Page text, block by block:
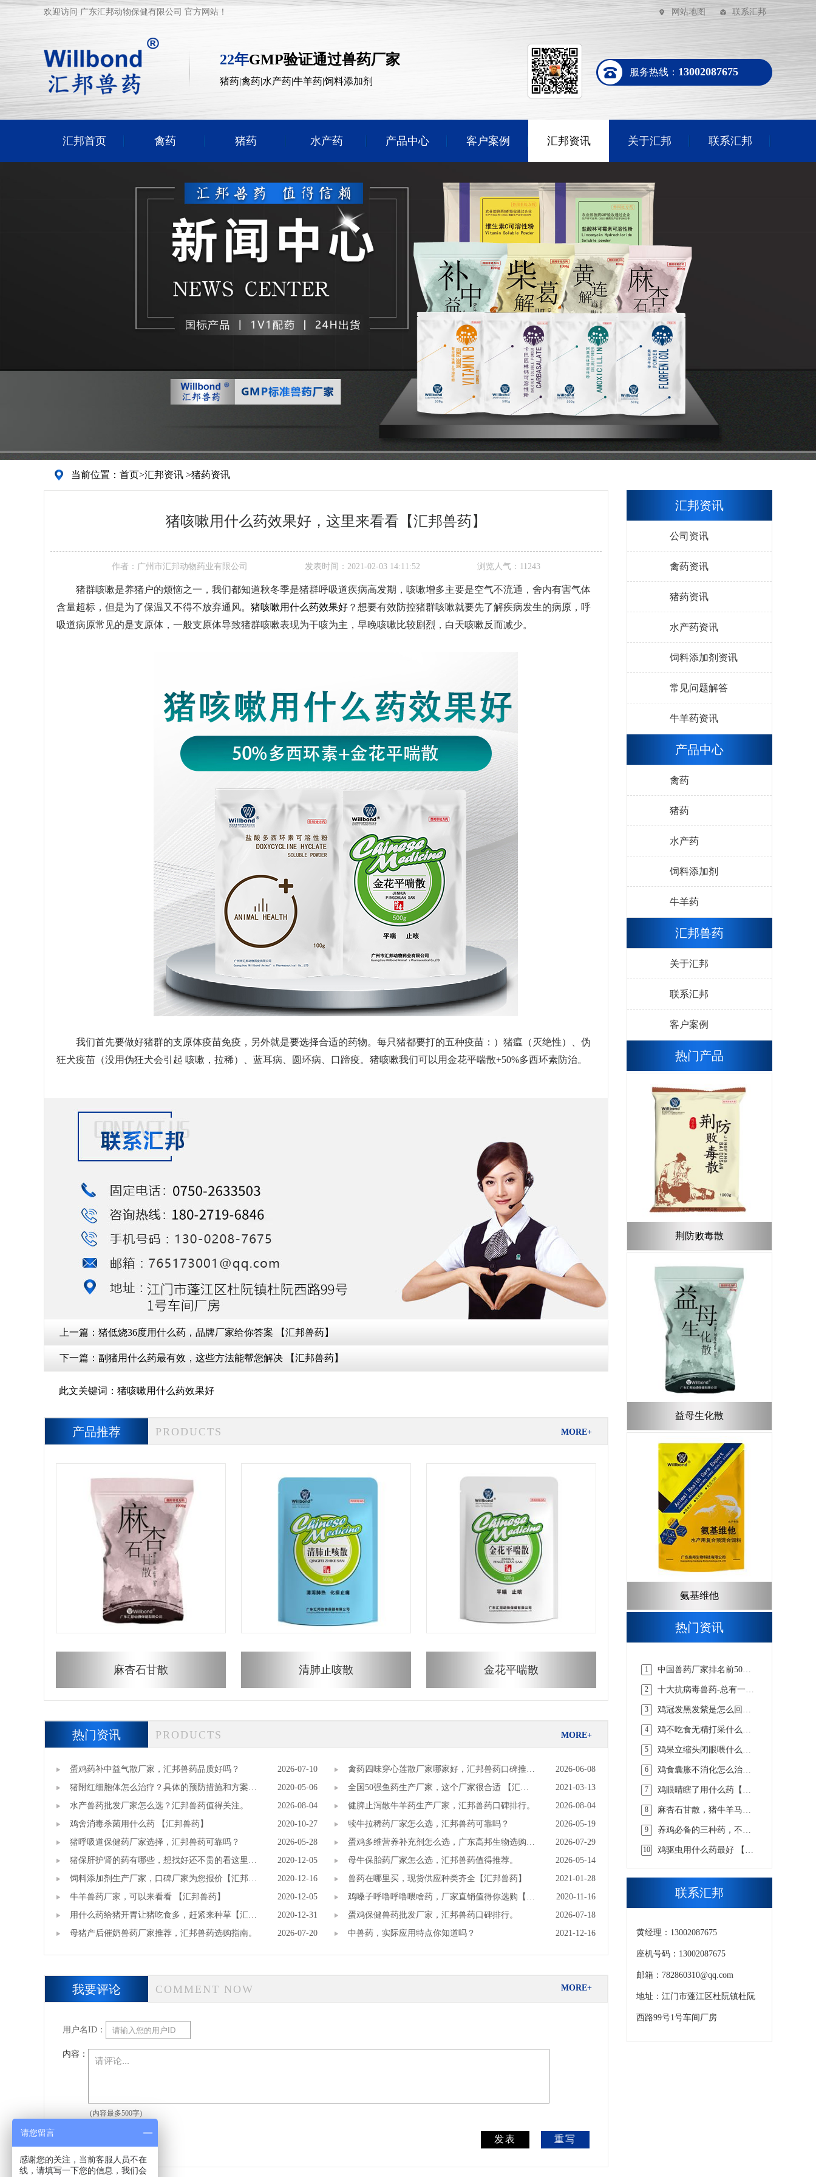
欢迎访问 广东汇邦动物保健有限公司 官方网站！ 网站地图 联系汇邦
22年GMP验证通过兽药厂家
猪药|禽药|水产药|牛羊药|饲料添加剂
服务热线： 13002087675
汇邦首页 禽药 猪药 水产药 产品中心 客户案例 汇邦资讯 关于汇邦 联系汇邦
当前位置： 首页>汇邦资讯 >猪药资讯
猪咳嗽用什么药效果好，这里来看看【汇邦兽药】
作者： 广州市汇邦动物药业有限公司 发表时间： 2021-02-03 14:11:52 浏览人气： 11243
猪群咳嗽是养猪户的烦恼之一，我们都知道秋冬季是猪群呼吸道疾病高发期，咳嗽增多主要是空气不流通，舍内有害气体
含量超标，但是为了保温又不得不放弃通风。 猪咳嗽用什么药效果好 ？想要有效防控猪群咳嗽就要先了解疾病发生的病原，呼
吸道病原常见的是支原体，一般支原体导致猪群咳嗽表现为干咳为主，早晚咳嗽比较剧烈，白天咳嗽反而减少。
我们首先要做好猪群的支原体疫苗免疫，另外就是要选择合适的药物。 每只猪都要打的五种疫苗：）猪瘟（灭绝性）、伪
狂犬疫苗（没用伪狂犬会引起 咳嗽，拉稀）、蓝耳病、圆环病、口蹄疫。猪咳嗽我们可以用金花平喘散+50%多西环素防治。
上一篇： 猪低烧36度用什么药，品牌厂家给你答案 【汇邦兽药】
下一篇： 副猪用什么药最有效，这些方法能帮您解决 【汇邦兽药】
此文关键词： 猪咳嗽用什么药效果好
产品推荐 PRODUCTS MORE+
麻杏石甘散 清肺止咳散 金花平喘散
热门资讯 PRODUCTS MORE+
蛋鸡药补中益气散厂家，汇邦兽药品质好吗？ 2026-07-10
禽药四味穿心莲散厂家哪家好，汇邦兽药口碑推
荐。
2026-06-08
猪附红细胞体怎么治疗？具体的预防措施和方案看
这里【汇邦兽药】
2020-05-06
全国50强鱼药生产厂家，这个厂家很合适 【汇邦
兽药】
2021-03-13
水产兽药批发厂家怎么选？汇邦兽药值得关注。
2026-08-04 健脾止泻散牛羊药生产厂家，汇邦兽药口碑排行。
2026-08-04
鸡舍消毒杀菌用什么药 【汇邦兽药】
2020-10-27 犊牛拉稀药厂家怎么选，汇邦兽药可靠吗？
2026-05-19
猪呼吸道保健药厂家选择，汇邦兽药可靠吗？
2026-05-28
蛋鸡多维营养补充剂怎么选，广东高邦生物选购指
南。
2026-07-29
猪保肝护肾的药有哪些，想找好还不贵的看这里
【汇邦兽药】
2020-12-05 母牛保胎药厂家怎么选，汇邦兽药值得推荐。
2026-05-14
饲料添加剂生产厂家，口碑厂家为您报价【汇邦兽
药】
2020-12-16 兽药在哪里买，现货供应种类齐全【汇邦兽药】
2021-01-28
牛羊兽药厂家，可以来看看 【汇邦兽药】
2020-12-05
鸡嗓子呼噜呼噜喂啥药，厂家直销值得你选购【汇
邦兽药】
2020-11-16
用什么药给猪开胃让猪吃食多，赶紧来种草【汇邦
兽药】
2020-12-31 蛋鸡保健兽药批发厂家，汇邦兽药口碑排行。
2026-07-18
母猪产后催奶兽药厂家推荐，汇邦兽药选购指南。
2026-07-20 中兽药，实际应用特点你知道吗？ 2021-12-16
我要评论 COMMENT NOW MORE+
用户名ID：
内容：
(内容最多500字)
发表 重写
汇邦资讯
公司资讯
禽药资讯
猪药资讯
水产药资讯
饲料添加剂资讯
常见问题解答
牛羊药资讯
产品中心
禽药
猪药
水产药
饲料添加剂
牛羊药
汇邦兽药
关于汇邦
联系汇邦
客户案例
热门产品
荆防败毒散
益母生化散
氨基维他
热门资讯
1
中国兽药厂家排名前50
药】
2
十大抗病毒兽药-总有一款
3
鸡冠发黑发紫是怎么回事
合适 【汇邦兽药】
4
鸡不吃食无精打采什么病
5
鸡呆立缩头闭眼喂什么药
6
鸡食囊胀不消化怎么治，
药】
7
鸡眼睛瞎了用什么药【汇
8
麻杏石甘散，猪牛羊马兔
9
养鸡必备的三种药，不知
10
鸡驱虫用什么药最好 【汇
联系汇邦
黄经理：13002087675
座机号码：13002087675
邮箱：782860310@qq.com
地址：江门市蓬江区杜阮镇杜阮
西路99号1号车间厂房
请您留言
感谢您的关注，当前客服人员不在
线，请填写一下您的信息，我们会